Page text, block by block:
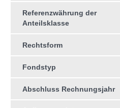
Referenzwährung der
Anteilsklasse
Rechtsform
Fondstyp
Abschluss Rechnungsjahr